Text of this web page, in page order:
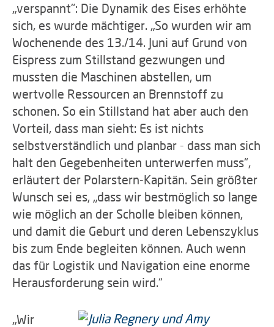
„verspannt": Die Dynamik des Eises erhöhte
sich, es wurde mächtiger. „So wurden wir am
Wochenende des 13./14. Juni auf Grund von
Eispress zum Stillstand gezwungen und
mussten die Maschinen abstellen, um
wertvolle Ressourcen an Brennstoff zu
schonen. So ein Stillstand hat aber auch den
Vorteil, dass man sieht: Es ist nichts
selbstverständlich und planbar - dass man sich
halt den Gegebenheiten unterwerfen muss“,
erläutert der Polarstern-Kapitän. Sein größter
Wunsch sei es, „dass wir bestmöglich so lange
wie möglich an der Scholle bleiben können,
und damit die Geburt und deren Lebenszyklus
bis zum Ende begleiten können. Auch wenn
das für Logistik und Navigation eine enorme
Herausforderung sein wird.“
„Wir